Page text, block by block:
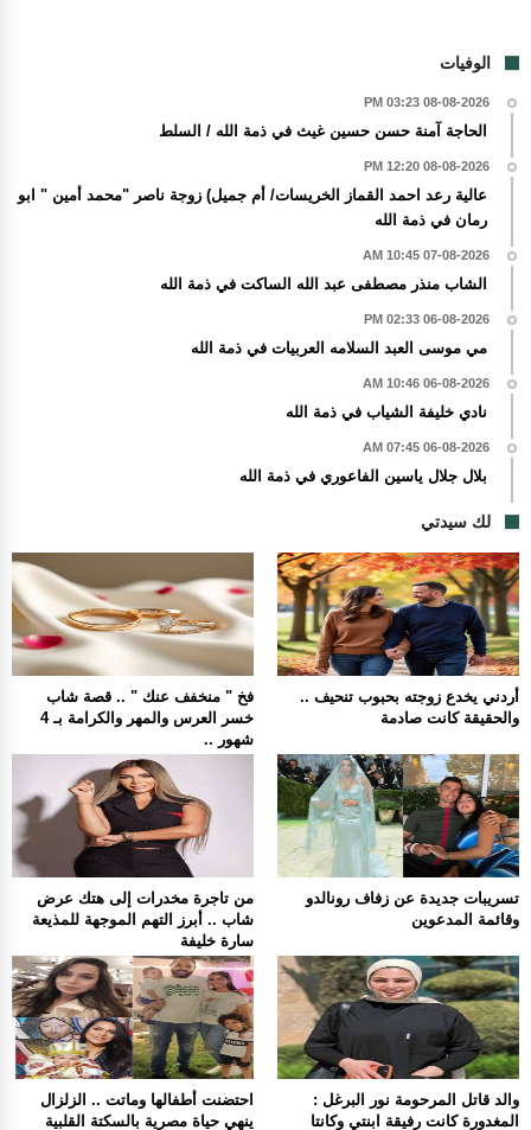
الوفيات
08-08-2026 03:23 PM
الحاجة آمنة حسن حسين غيث في ذمة الله / السلط
08-08-2026 12:20 PM
عالية رعد احمد القماز الخريسات/ أم جميل) زوجة ناصر "محمد أمين " ابو
رمان في ذمة الله
07-08-2026 10:45 AM
الشاب منذر مصطفى عبد الله الساكت في ذمة الله
06-08-2026 02:33 PM
مي موسى العبد السلامه العربيات في ذمة الله
06-08-2026 10:46 AM
نادي خليفة الشياب في ذمة الله
06-08-2026 07:45 AM
بلال جلال ياسين الفاعوري في ذمة الله
لك سيدتي
فخ " منخفف عنك " .. قصة شاب
خسر العرس والمهر والكرامة بـ 4
شهور ..
أردني يخدع زوجته بحبوب تنحيف ..
والحقيقة كانت صادمة
من تاجرة مخدرات إلى هتك عرض
شاب .. أبرز التهم الموجهة للمذيعة
سارة خليفة
تسريبات جديدة عن زفاف رونالدو
وقائمة المدعوين
احتضنت أطفالها وماتت .. الزلزال
ينهي حياة مصرية بالسكتة القلبية
والد قاتل المرحومة نور البرغل :
المغدورة كانت رفيقة ابنتي وكانتا